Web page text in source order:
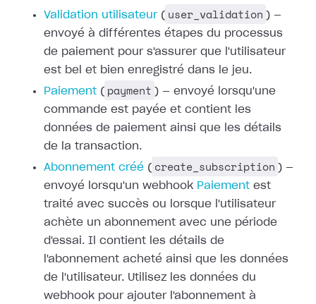
Validation utilisateur ( user_validation ) —
envoyé à différentes étapes du processus
de paiement pour s'assurer que l'utilisateur
est bel et bien enregistré dans le jeu.
Paiement ( payment ) — envoyé lorsqu'une
commande est payée et contient les
données de paiement ainsi que les détails
de la transaction.
Abonnement créé ( create_subscription ) —
envoyé lorsqu'un webhook Paiement est
traité avec succès ou
lorsque l'utilisateur
achète un abonnement avec une période
d'essai. Il contient les détails de
l'abonnement acheté ainsi que les données
de l'utilisateur. Utilisez les données du
webhook pour ajouter l'abonnement à